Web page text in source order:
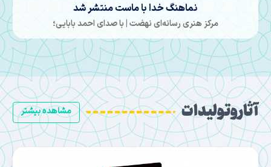
نماهنگ خدا با ماست منتشر شد
مرکز هنری رسانه‌ای نهضت | با صدای احمد بابایی؛
مشاهده بیشتر آثار وتولیدات